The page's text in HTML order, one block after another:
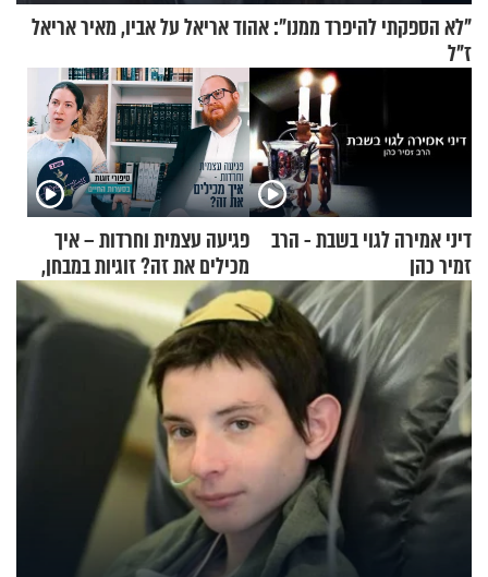
"לא הספקתי להיפרד ממנו": אהוד אריאל על אביו, מאיר אריאל
ז"ל
דיני אמירה לגוי בשבת - הרב
זמיר כהן
פגיעה עצמית וחרדות – איך
מכילים את זה? זוגיות במבחן,
הפעם עם יהודית ואלתר כהן